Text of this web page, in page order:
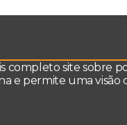
completo site sobre
e permite uma